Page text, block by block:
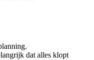
dat alles klopt